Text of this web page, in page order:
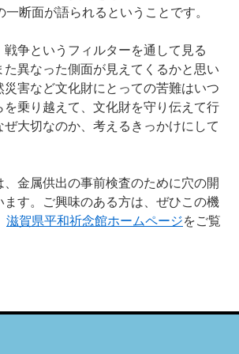
断面が語られるということです。
争というフィルターを通して見る
異なった側面が見えてくるかと思い
害など文化財にとっての苦難はいつ
乗り越えて、文化財を守り伝えて行
大切なのか、考えるきっかけにして
金属供出の事前検査のために穴の開
す。ご興味のある方は、ぜひこの機
滋賀県平和祈念館ホームページをご覧